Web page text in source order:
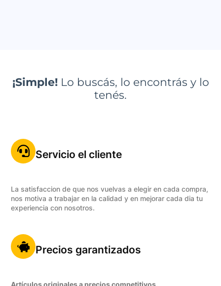
¡Simple!Lo buscás, lo encontrás y lo
tenés.
Servicio el cliente
La satisfaccion de que nos vuelvas a elegir en cada compra,
nos motiva a trabajar en la calidad y en mejorar cada dia tu
experiencia con nosotros.
Precios garantizados